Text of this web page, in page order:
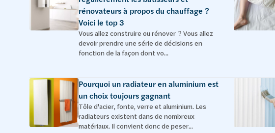
rénovateurs à propos du chauffage ?
Voici le top 3
Vous allez construire ou rénover ? Vous allez
devoir prendre une série de décisions en
fonction de la façon dont vo...
Pourquoi un radiateur en aluminium est
un choix toujours gagnant
Tôle d'acier, fonte, verre et aluminium. Les
radiateurs existent dans de nombreux
matériaux. Il convient donc de peser...